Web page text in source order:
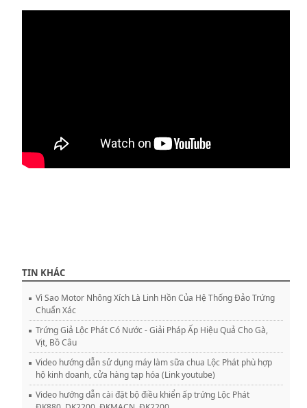
TIN KHÁC
Vì Sao Motor Nhông Xích Là Linh Hồn Của Hệ Thống Đảo Trứng
Chuẩn Xác
Trứng Giả Lộc Phát Có Nước - Giải Pháp Ấp Hiệu Quả Cho Gà,
Vịt, Bồ Câu
Video hướng dẫn sử dụng máy làm sữa chua Lộc Phát phù hợp
hộ kinh doanh, cửa hàng tạp hóa (Link youtube)
Video hướng dẫn cài đặt bộ điều khiển ấp trứng Lộc Phát